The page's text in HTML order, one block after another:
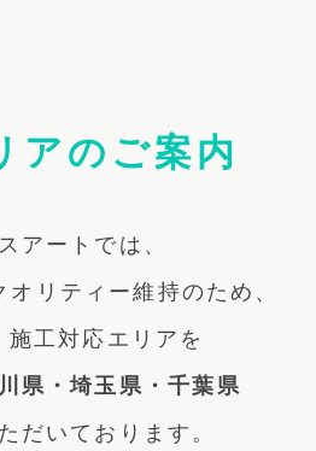
アのご案内
アートでは、
リティー維持のため、
施工対応エリアを
県・埼玉県・千葉県
だいております。